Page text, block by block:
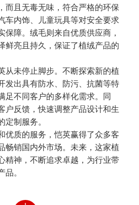
而且无毒无味，符合严格的环保
车内饰、儿童玩具等对安全要求
保障。绒毛则来自优质供应商，
鲜亮且持久，保证了植绒产品的
从未停止脚步。不断探索新的植
发出具有防水、防污、抗菌等特
足不同客户的多样化需求。同
户反馈，快速调整产品设计和生
定制服务。
优质的服务，恺英赢得了众多客
畅销国内外市场。未来，这家植
精神，不断追求卓越，为行业带
品。